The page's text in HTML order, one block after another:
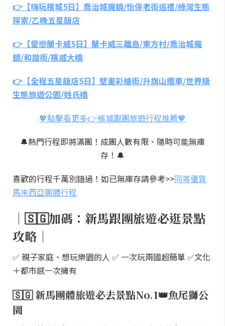
👉【嗨玩檳城5日】喬治城魔鏡/怡保老街巡禮/綠灣生態
探索/乙晚五星飯店
👉【愛戀蘭卡威5日】蘭卡威三離島/東方村/喬治城魔
鏡/和諧街/檳威大橋
👉【全程五星飯店5日】壁畫彩繪街/升旗山纜車/世界級
生態旅遊公園/姓氏橋
💖點擊看更多👉檳城跟團旅遊行程推薦💖
🔔熱門行程即將滿團！成團人數有限、隨時可能無庫
存！🔔
喜歡的行程千萬別錯過！如已無庫存請參考>>同等優質
馬來西亞團體行程
｜🇸🇬加碼：新馬跟團旅遊必逛景點
攻略｜
✅ 親子家庭、想玩樂園的人 ✅ 一次玩兩國超簡單 ✅文化
＋都市感一次擁有
🇸🇬 新馬團體旅遊必去景點No.1👑魚尾獅公
園